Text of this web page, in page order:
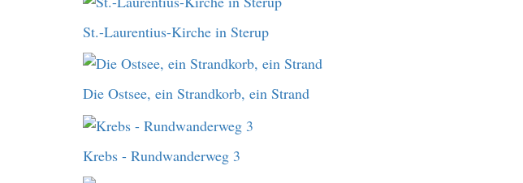
St.-Laurentius-Kirche in Sterup
Die Ostsee, ein Strandkorb, ein Strand
Krebs - Rundwanderweg 3